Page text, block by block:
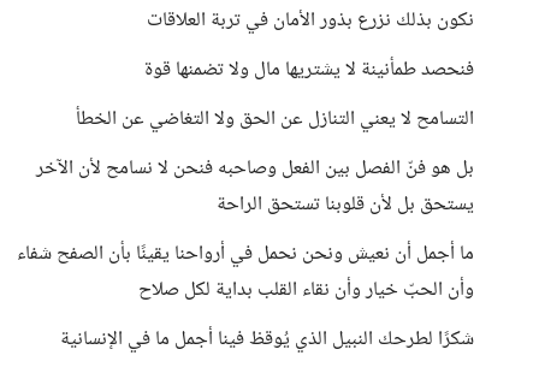
نكون بذلك نزرع بذور الأمان في تربة العلاقات
فنحصد طمأنينة لا يشتريها مال ولا تضمنها قوة
التسامح لا يعني التنازل عن الحق ولا التغاضي عن الخطأ
بل هو فنّ الفصل بين الفعل وصاحبه فنحن لا نسامح لأن الآخر
يستحق بل لأن قلوبنا تستحق الراحة
ما أجمل أن نعيش ونحن نحمل في أرواحنا يقينًا بأن الصفح شفاء
وأن الحبّ خيار وأن نقاء القلب بداية لكل صلاح
شكرًا لطرحك النبيل الذي يُوقظ فينا أجمل ما في الإنسانية